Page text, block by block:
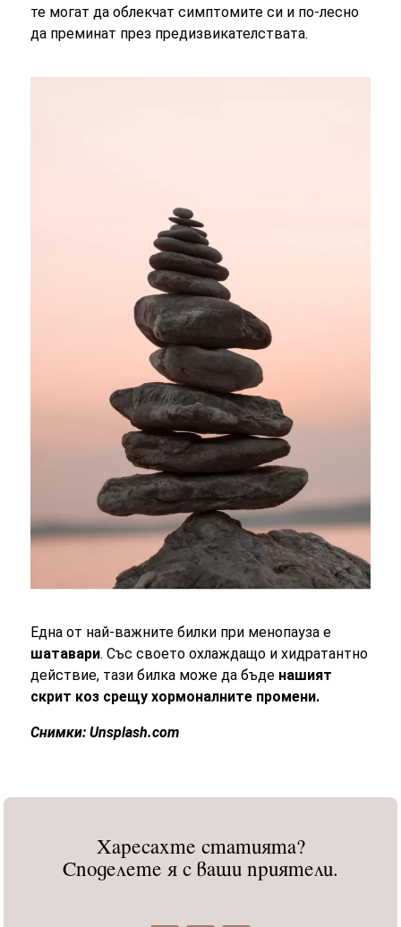
те могат да облекчат симптомите си и по-лесно
да преминат през предизвикателствата.
Една от най-важните билки при менопауза е
шатавари. Със своето охлаждащо и хидратантно
действие, тази билка може да бъде нашият
скрит коз срещу хормоналните промени.
Снимки: Unsplash.com
Харесахте статията?
Споделете я с ваши приятели.